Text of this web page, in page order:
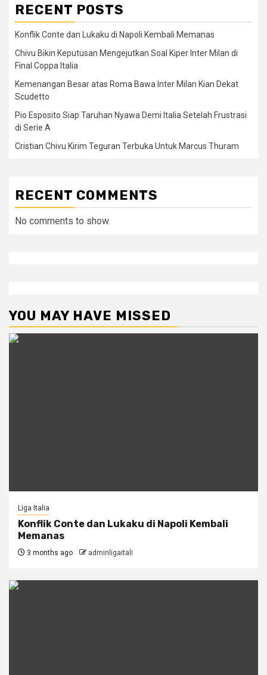
RECENT POSTS
Konflik Conte dan Lukaku di Napoli Kembali Memanas
Chivu Bikin Keputusan Mengejutkan Soal Kiper Inter Milan di
Final Coppa Italia
Kemenangan Besar atas Roma Bawa Inter Milan Kian Dekat
Scudetto
Pio Esposito Siap Taruhan Nyawa Demi Italia Setelah Frustrasi
di Serie A
Cristian Chivu Kirim Teguran Terbuka Untuk Marcus Thuram
RECENT COMMENTS
No comments to show.
YOU MAY HAVE MISSED
Liga Italia
Konflik Conte dan Lukaku di Napoli Kembali
Memanas
3 months ago adminligaitali